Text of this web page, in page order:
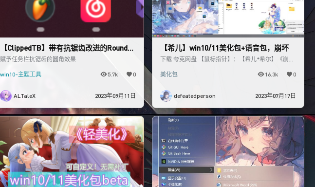
【ClippedTB】带有抗锯齿改进的Rounded
TB同类工具
赋予任务栏抗锯齿的圆角效果
win10-主题工具 5.7k 0
ALTaleX 2023年09月11日
【希儿】win10/11美化包+语音包，崩坏
下载 夸克网盘 【鼠标指针】：【希儿*希尔】《崩
美化包
16.3k 0
defeatedperson 2023年07月17日